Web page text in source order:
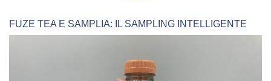
FUZE TEA E SAMPLIA: IL SAMPLING INTELLIGENTE